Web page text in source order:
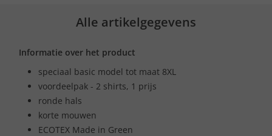
Alle artikelgegevens
Informatie over het product
speciaal basic model tot maat 8XL
voordeelpak - 2 shirts, 1 prijs
ronde hals
korte mouwen
ECOTEX Made in Green